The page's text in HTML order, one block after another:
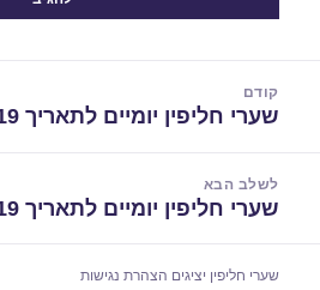
קודם
הפוסט
שערי חליפין יומיים לתאריך 30/01/2019
לשלב הבא
הפוסט
שערי חליפין יומיים לתאריך 31/01/2019
שערי חליפין יציגים הצהרת נגישות